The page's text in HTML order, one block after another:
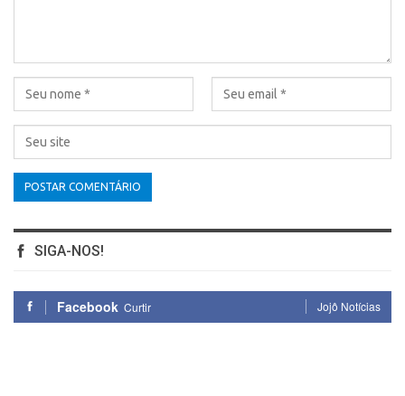
SIGA-NOS!
Facebook Curtir Jojô Notícias